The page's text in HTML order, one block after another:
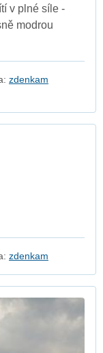
v plné síle -
modrou
zdenkam
zdenkam